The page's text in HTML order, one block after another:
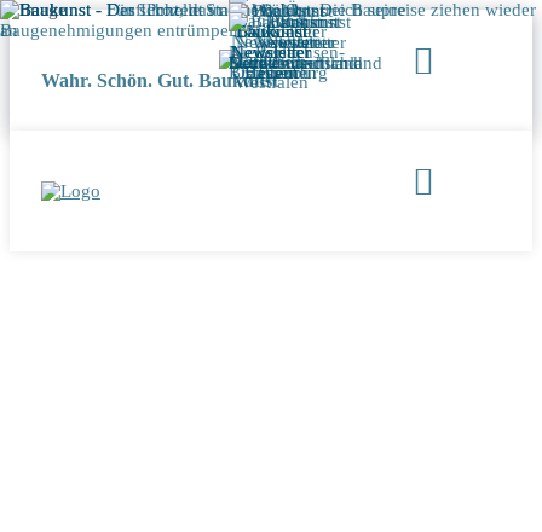
Wahr. Schön. Gut. Baukunst